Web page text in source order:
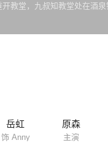
叔知教堂处在酒泉镇至阴之地
岳虹
饰 Anny
原森
主演